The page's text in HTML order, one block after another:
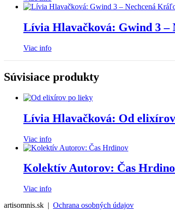
Lívia Hlavačková: Gwind 3 –
Viac info
Súvisiace produkty
Lívia Hlavačková: Od
Viac info
Kolektív Autorov: Čas
Viac info
artisomnis.sk | Ochrana osobných údajov